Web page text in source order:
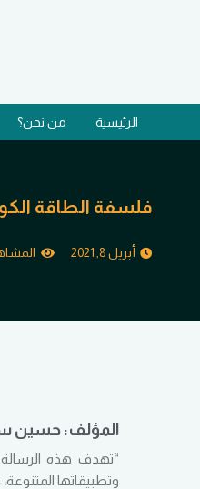
الرئيسية من نحن؟
فلسفة الطاقة
أبريل 8, 2021
المؤلف: حسين
“تهدف هذه الرسالة
وتطبيقاتها